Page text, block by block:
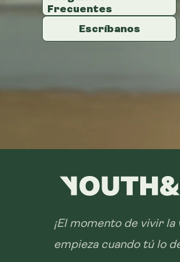
Frecuentes
Escríbanos
Frecuentes
Escríbanos
Frecuentes
Escríbanos
¡El momento de vivir la
empieza cuando tú lo